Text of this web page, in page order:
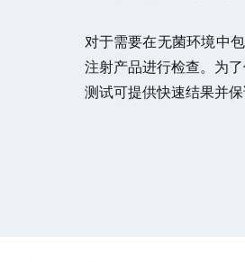
对于需要在无菌环境中
注射产品进行检查。为
测试可提供快速结果并